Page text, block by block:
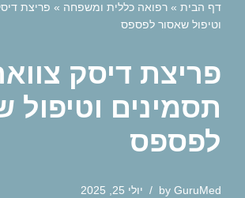
דף הבית » רפואה כללית ומשפחה » פריצת
וטיפול שאסור לפספס
פריצת דיסק
תסמינים וטיפול
לפספס
by GuruMed יולי 25, 2025